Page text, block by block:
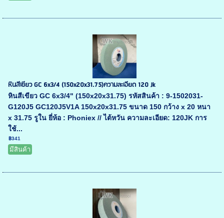
หินสีเขียว GC 6x3/4 (150x20x31.75)ความละเอียด 120 Jk
หินสีเขียว GC 6x3/4" (150x20x31.75) รหัสสินค้า : 9-1502031-
G120J5 GC120J5V1A 150x20x31.75 ขนาด 150 กว้าง x 20 หนา
x 31.75 รูใน ยี่ห้อ : Phoniex // ไต้หวัน ความละเอียด: 120JK การ
ใช้...
฿341
มีสินค้า